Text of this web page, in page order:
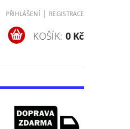
PŘIHLÁŠENÍ | REGISTRACE
KOŠÍK: 0 Kč
ÚDAJŮ